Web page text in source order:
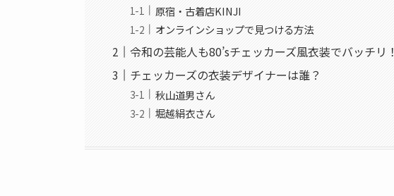
原宿・古着店KINJI
オンラインショップで見つける方法
令和の芸能人も80’sチェッカーズ風衣装でバッチリ！
チェッカーズの衣装デザイナーは誰？
秋山道男さん
堀越絹衣さん